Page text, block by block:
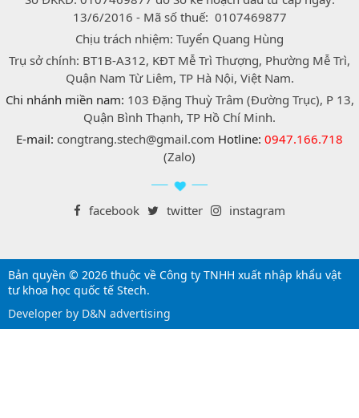
13/6/2016 - Mã số thuế: 0107469877
Chịu trách nhiệm: Tuyển Quang Hùng
Trụ sở chính: BT1B-A312, KĐT Mễ Trì Thượng, Phường Mễ Trì,
Quận Nam Từ Liêm, TP Hà Nội, Việt Nam.
Chi nhánh miền nam: 103 Đặng Thuỳ Trâm (Đường Trục), P 13,
Quận Bình Thạnh, TP Hồ Chí Minh.
E-mail: congtrang.stech@gmail.com Hotline: 0947.166.718
(Zalo)
facebook twitter instagram
Bản quyền © 2026 thuộc về Công ty TNHH xuất nhập khẩu vật
tư khoa học quốc tế Stech.
Developer by D&N advertising